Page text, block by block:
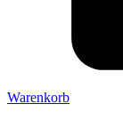
Warenkorb